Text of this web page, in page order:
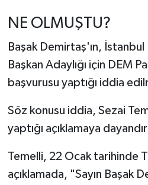
NE OLMUŞTU?
Başak Demirtaş'ın,
Başkan Adaylığı için DEM
başvurusu yaptığı iddia
Söz konusu iddia, Sezai
yaptığı açıklamaya
Temelli, 22 Ocak tarihinde
açıklamada, "Sayın Başak